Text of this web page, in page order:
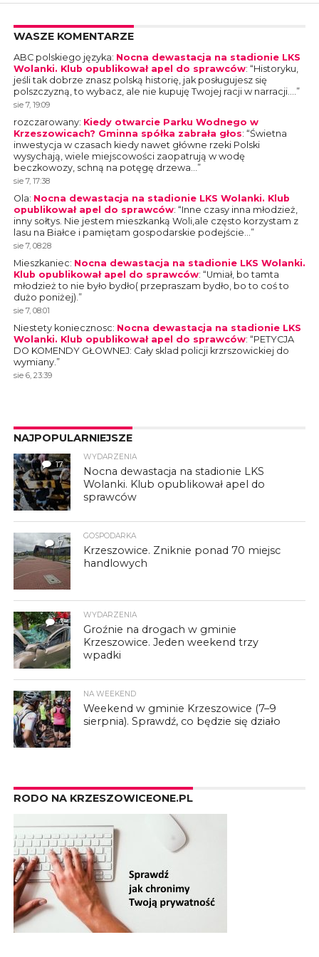
WASZE KOMENTARZE
ABC polskiego języka: Nocna dewastacja na stadionie LKS
Wolanki. Klub opublikował apel do sprawców: “Historyku,
jeśli tak dobrze znasz polską historię, jak posługujesz się
polszczyzną, to wybacz, ale nie kupuję Twojej racji w narracji.… ”
sie 7, 19:09
rozczarowany: Kiedy otwarcie Parku Wodnego w
Krzeszowicach? Gminna spółka zabrała głos: “Świetna
inwestycja w czasach kiedy nawet główne rzeki Polski
wysychają, wiele miejscowości zaopatrują w wodę
beczkowozy, schną na potęgę drzewa… ”
sie 7, 17:38
Ola: Nocna dewastacja na stadionie LKS Wolanki. Klub
opublikował apel do sprawców: “Inne czasy inna młodzież,
inny sołtys. Nie jestem mieszkanką Woli,ale często korzystam z
lasu na Białce i pamiętam gospodarskie podejście… ”
sie 7, 08:28
Mieszkaniec: Nocna dewastacja na stadionie LKS Wolanki.
Klub opublikował apel do sprawców: “Umiał, bo tamta
młodzież to nie było bydło( przepraszam bydło, bo to coś to
dużo poniżej). ”
sie 7, 08:01
Niestety koniecznosc: Nocna dewastacja na stadionie LKS
Wolanki. Klub opublikował apel do sprawców: “PETYCJA
DO KOMENDY GŁOWNEJ: Cały sklad policji krzrszowickiej do
wymiany. ”
sie 6, 23:39
NAJPOPULARNIEJSZE
17
WYDARZENIA
Nocna dewastacja na stadionie LKS
Wolanki. Klub opublikował apel do
sprawców
7
GOSPODARKA
Krzeszowice. Zniknie ponad 70 miejsc
handlowych
3
WYDARZENIA
Groźnie na drogach w gminie
Krzeszowice. Jeden weekend trzy
wpadki
NA WEEKEND
Weekend w gminie Krzeszowice (7–9
sierpnia). Sprawdź, co będzie się działo
RODO NA KRZESZOWICEONE.PL